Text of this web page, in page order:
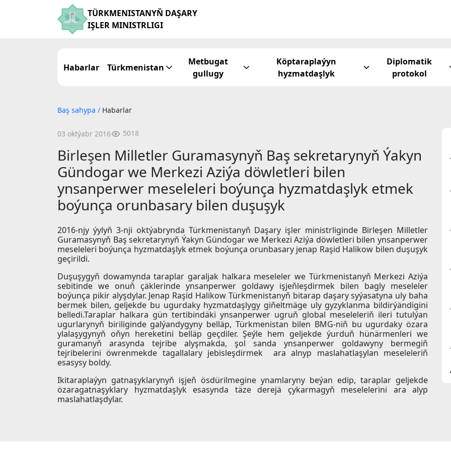
TÜRKMENISTANYŇ DAŞARY
IŞLER MINISTRLIGI
Habarlar Türkmenistan
Metbugat
gullugy
Köptaraplaýyn
hyzmatdaşlyk
Diplomatik
protokol
Baş sahypa / Habarlar
03 oktýabr 2016 5018
Birleşen Milletler Guramasynyň Baş sekretarynyň Ýakyn
Gündogar we Merkezi Aziýa döwletleri bilen
ynsanperwer meseleleri boýunça hyzmatdaşlyk etmek
boýunça orunbasary bilen duşuşyk
2016-njy ýylyň 3-nji oktýabrynda Türkmenistanyň Daşary işler ministrliginde Birleşen Milletler
Guramasynyň Baş sekretarynyň Ýakyn Gündogar we Merkezi Aziýa döwletleri bilen ynsanperwer
meseleleri boýunça hyzmatdaşlyk etmek boýunça orunbasary jenap Raşid Halikow bilen duşuşyk
geçirildi.
Duşuşygyň dowamynda taraplar garaljak halkara meseleler we Türkmenistanyň Merkezi Aziýa
sebitinde we onuň çäklerinde ynsanperwer goldawy işjeňleşdirmek bilen bagly meseleler
boýunça pikir alyşdylar. Jenap Raşid Halikow Türkmenistanyň bitarap daşary syýasatyna uly baha
bermek bilen, geljekde bu ugurdaky hyzmatdaşlygy giňeltmäge uly gyzyklanma bildirýändigini
belledi.Taraplar halkara gün tertibindäki ynsanperwer ugruň global meseleleriň ileri tutulýan
ugurlarynyň biriliginde galýandygyny belläp, Türkmenistan bilen BMG-niň bu ugurdaky özara
ylalaşygynyň oňyn hereketini belläp geçdiler. Şeýle hem geljekde ýurduň hünärmenleri we
guramanyň arasynda tejribe alyşmakda, şol sanda ynsanperwer goldawyny bermegiň
tejribelerini öwrenmekde tagallalary jebisleşdirmek ara alnyp maslahatlaşylan meseleleriň
esasysy boldy.
Ikitaraplaýyn gatnaşyklarynyň işjeň ösdürilmegine ynamlaryny beýan edip, taraplar geljekde
özaragatnaşyklary hyzmatdaşlyk esasynda täze derejä çykarmagyň meselelerini ara alyp
maslahatlaşdylar.